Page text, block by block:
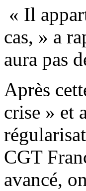
« Il
cas, » a
aura pas
Après
crise » et
CGT
avancé,